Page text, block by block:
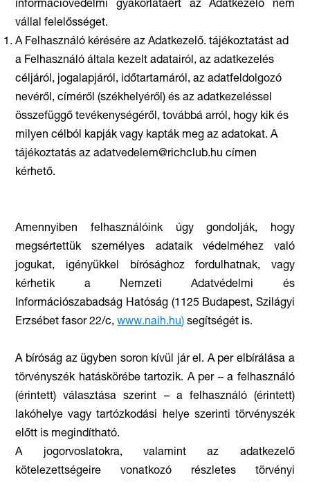
információvédelmi gyakorlatáért az Adatkezelő nem
vállal felelősséget.
A Felhasználó kérésére az Adatkezelő. tájékoztatást ad
a Felhasználó általa kezelt adatairól, az adatkezelés
céljáról, jogalapjáról, időtartamáról, az adatfeldolgozó
nevéről, címéről (székhelyéről) és az adatkezeléssel
összefüggő tevékenységéről, továbbá arról, hogy kik és
milyen célból kapják vagy kapták meg az adatokat. A
tájékoztatás az adatvedelem@richclub.hu címen
kérhető.
Amennyiben felhasználóink úgy gondolják, hogy
megsértettük személyes adataik védelméhez való
jogukat, igényükkel bírósághoz fordulhatnak, vagy
kérhetik a Nemzeti Adatvédelmi és
Információszabadság Hatóság (1125 Budapest, Szilágyi
Erzsébet fasor 22/c,www.naih.hu) segítségét is.
A bíróság az ügyben soron kívül jár el. A per elbírálása a
törvényszék hatáskörébe tartozik. A per – a felhasználó
(érintett) választása szerint – a felhasználó (érintett)
lakóhelye vagy tartózkodási helye szerinti törvényszék
előtt is megindítható.
A jogorvoslatokra, valamint az adatkezelő
kötelezettségeire vonatkozó részletes törvényi